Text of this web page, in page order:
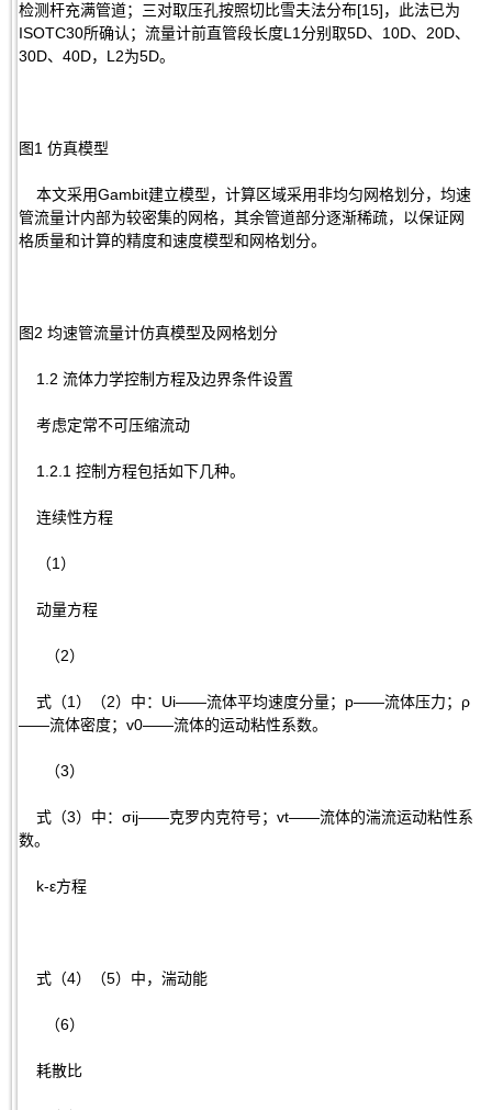
检测杆充满管道；三对取压孔按照切比雪夫法分布[15]，此法已为
ISOTC30所确认；流量计前直管段长度L1分别取5D、10D、20D、
30D、40D，L2为5D。
图1 仿真模型
本文采用Gambit建立模型，计算区域采用非均匀网格划分，均速
管流量计内部为较密集的网格，其余管道部分逐渐稀疏，以保证网
格质量和计算的精度和速度模型和网格划分。
图2 均速管流量计仿真模型及网格划分
1.2 流体力学控制方程及边界条件设置
考虑定常不可压缩流动
1.2.1 控制方程包括如下几种。
连续性方程
（1）
动量方程
（2）
式（1）（2）中：Ui——流体平均速度分量；p——流体压力；ρ
——流体密度；v0——流体的运动粘性系数。
（3）
式（3）中：σij——克罗内克符号；vt——流体的湍流运动粘性系
数。
k-ε方程
式（4）（5）中，湍动能
（6）
耗散比